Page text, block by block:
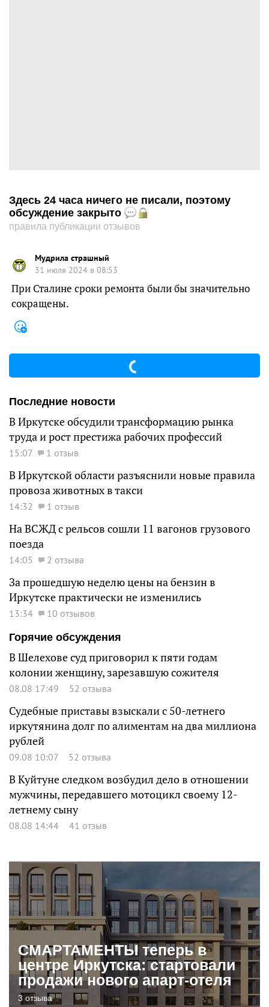
Здесь 24 часа ничего не писали, поэтому
обсуждение закрыто
правила публикации отзывов
Мудрила страшный
31 июля 2024 в 08:53
При Сталине сроки ремонта были бы значительно
сокращены.
Последние новости
В Иркутске обсудили трансформацию рынка
труда и рост престижа рабочих профессий
15:07 1 отзыв
В Иркутской области разъяснили новые правила
провоза животных в такси
14:32 1 отзыв
На ВСЖД с рельсов сошли 11 вагонов грузового
поезда
14:05 2 отзыва
За прошедшую неделю цены на бензин в
Иркутске практически не изменились
13:34
10 отзывов
Горячие обсуждения
В Шелехове суд приговорил к пяти годам
колонии женщину, зарезавшую сожителя
08.08 17:49 52 отзыва
Судебные приставы взыскали с 50-летнего
иркутянина долг по алиментам на два миллиона
рублей
09.08 10:07 52 отзыва
В Куйтуне следком возбудил дело в отношении
мужчины, передавшего мотоцикл своему 12-
летнему сыну
08.08 14:44 41 отзыв
СМАРТАМЕНТЫ теперь в
центре Иркутска: стартовали
продажи нового апарт-отеля
3 отзыва